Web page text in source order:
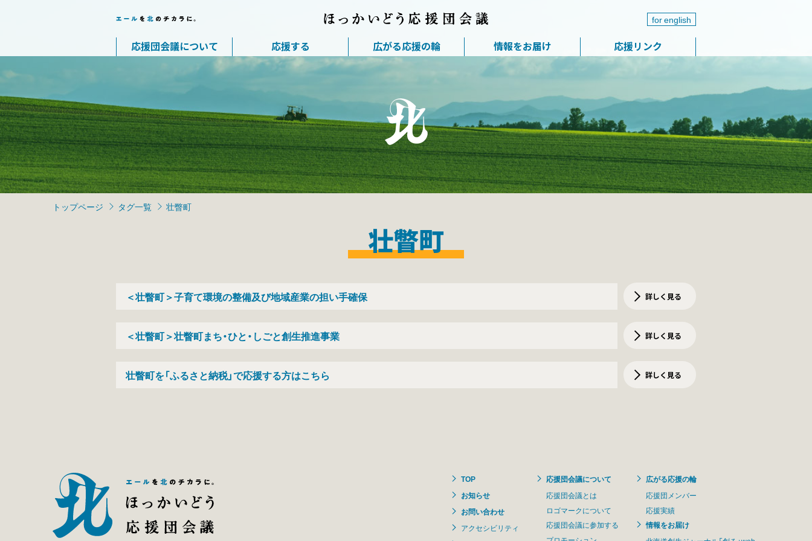
for english
応援団会議について 応援する 広がる応援の輪 情報をお届け 応援リンク
トップページ タグ一覧 壮瞥町
壮瞥町
＜壮瞥町＞子育て環境の整備及び地域産業の担い手確保 詳しく見る
＜壮瞥町＞壮瞥町まち・ひと・しごと創生推進事業 詳しく見る
壮瞥町を「ふるさと納税」で応援する方はこちら 詳しく見る
TOP
お知らせ
お問い合わせ
アクセシビリティ
応援団会議について
応援団会議とは
ロゴマークについて
応援団会議に参加する
広がる応援の輪
応援団メンバー
応援実績
情報をお届け